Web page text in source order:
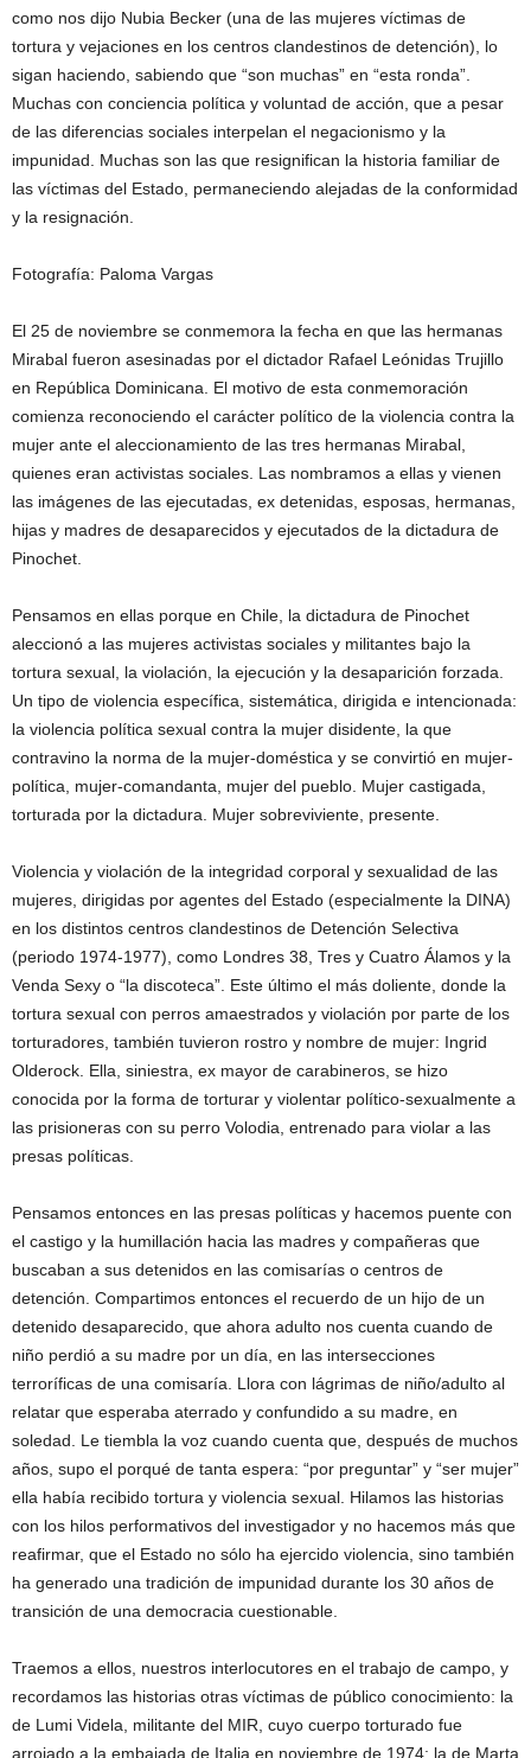
como nos dijo Nubia Becker (una de las mujeres víctimas de
tortura y vejaciones en los centros clandestinos de detención), lo
sigan haciendo, sabiendo que “son muchas” en “esta ronda”.
Muchas con conciencia política y voluntad de acción, que a pesar
de las diferencias sociales interpelan el negacionismo y la
impunidad. Muchas son las que resignifican la historia familiar de
las víctimas del Estado, permaneciendo alejadas de la conformidad
y la resignación.
Fotografía: Paloma Vargas
El 25 de noviembre se conmemora la fecha en que las hermanas
Mirabal fueron asesinadas por el dictador Rafael Leónidas Trujillo
en República Dominicana. El motivo de esta conmemoración
comienza reconociendo el carácter político de la violencia contra la
mujer ante el aleccionamiento de las tres hermanas Mirabal,
quienes eran activistas sociales. Las nombramos a ellas y vienen
las imágenes de las ejecutadas, ex detenidas, esposas, hermanas,
hijas y madres de desaparecidos y ejecutados de la dictadura de
Pinochet.
Pensamos en ellas porque en Chile, la dictadura de Pinochet
aleccionó a las mujeres activistas sociales y militantes bajo la
tortura sexual, la violación, la ejecución y la desaparición forzada.
Un tipo de violencia específica, sistemática, dirigida e intencionada:
la violencia política sexual contra la mujer disidente, la que
contravino la norma de la mujer-doméstica y se convirtió en mujer-
política, mujer-comandanta, mujer del pueblo. Mujer castigada,
torturada por la dictadura. Mujer sobreviviente, presente.
Violencia y violación de la integridad corporal y sexualidad de las
mujeres, dirigidas por agentes del Estado (especialmente la DINA)
en los distintos centros clandestinos de Detención Selectiva
(periodo 1974-1977), como Londres 38, Tres y Cuatro Álamos y la
Venda Sexy o “la discoteca”. Este último el más doliente, donde la
tortura sexual con perros amaestrados y violación por parte de los
torturadores, también tuvieron rostro y nombre de mujer: Ingrid
Olderock. Ella, siniestra, ex mayor de carabineros, se hizo
conocida por la forma de torturar y violentar político-sexualmente a
las prisioneras con su perro Volodia, entrenado para violar a las
presas políticas.
Pensamos entonces en las presas políticas y hacemos puente con
el castigo y la humillación hacia las madres y compañeras que
buscaban a sus detenidos en las comisarías o centros de
detención. Compartimos entonces el recuerdo de un hijo de un
detenido desaparecido, que ahora adulto nos cuenta cuando de
niño perdió a su madre por un día, en las intersecciones
terroríficas de una comisaría. Llora con lágrimas de niño/adulto al
relatar que esperaba aterrado y confundido a su madre, en
soledad. Le tiembla la voz cuando cuenta que, después de muchos
años, supo el porqué de tanta espera: “por preguntar” y “ser mujer”
ella había recibido tortura y violencia sexual. Hilamos las historias
con los hilos performativos del investigador y no hacemos más que
reafirmar, que el Estado no sólo ha ejercido violencia, sino también
ha generado una tradición de impunidad durante los 30 años de
transición de una democracia cuestionable.
Traemos a ellos, nuestros interlocutores en el trabajo de campo, y
recordamos las historias otras víctimas de público conocimiento: la
de Lumi Videla, militante del MIR, cuyo cuerpo torturado fue
arrojado a la embajada de Italia en noviembre de 1974; la de Marta